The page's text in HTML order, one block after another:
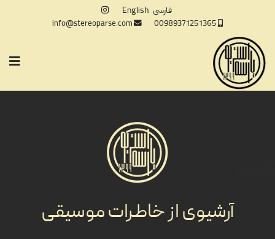
فارسی English
00989371251365
info@stereoparse.com
آرشیوی از خاطرات موسیقی